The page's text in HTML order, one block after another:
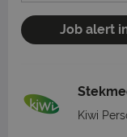
Job alert
Kiwi